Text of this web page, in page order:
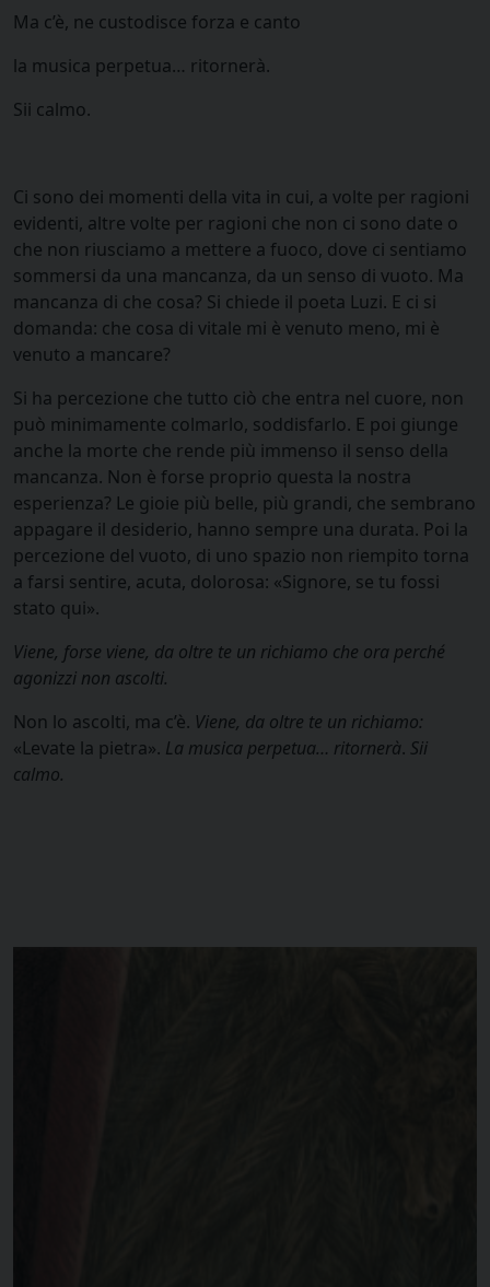
Ma c’è, ne custodisce forza e canto
la musica perpetua… ritornerà.
Sii calmo.
Ci sono dei momenti della vita in cui, a volte per ragioni
evidenti, altre volte per ragioni che non ci sono date o
che non riusciamo a mettere a fuoco, dove ci sentiamo
sommersi da una mancanza, da un senso di vuoto. Ma
mancanza di che cosa? Si chiede il poeta Luzi. E ci si
domanda: che cosa di vitale mi è venuto meno, mi è
venuto a mancare?
Si ha percezione che tutto ciò che entra nel cuore, non
può minimamente colmarlo, soddisfarlo. E poi giunge
anche la morte che rende più immenso il senso della
mancanza. Non è forse proprio questa la nostra
esperienza? Le gioie più belle, più grandi, che sembrano
appagare il desiderio, hanno sempre una durata. Poi la
percezione del vuoto, di uno spazio non riempito torna
a farsi sentire, acuta, dolorosa: «Signore, se tu fossi
stato qui».
Viene, forse viene, da oltre te un richiamo che ora perché
agonizzi non ascolti.
Non lo ascolti, ma c’è. Viene, da oltre te un richiamo:
«Levate la pietra». La musica perpetua… ritornerà. Sii
calmo.